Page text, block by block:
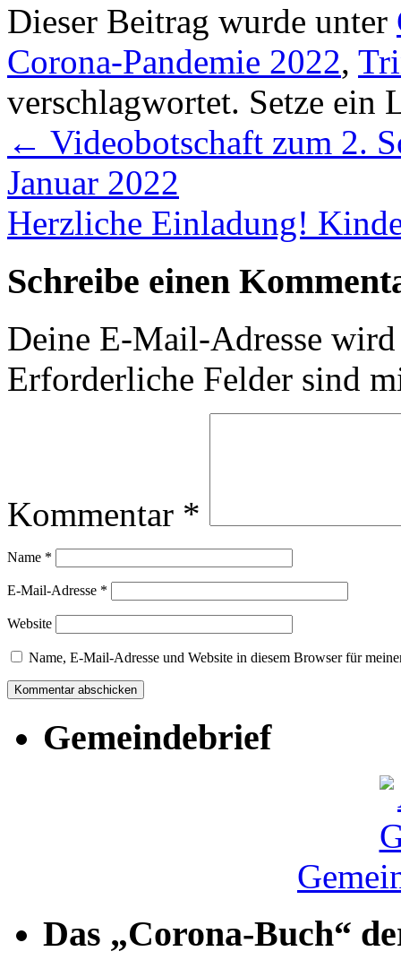
Dieser Beitrag wurde unter
Corona-Pandemie 2022,
verschlagwortet. Setze ein
← Videobotschaft zum 2.
Januar 2022
Herzliche Einladung!
Schreibe einen
Deine E-Mail-Adresse
Erforderliche Felder sind
Kommentar *
Name *
E-Mail-Adresse *
Website
Name, E-Mail-Adresse und Website in diesem Browser für
Gemeindebrief
Das „Corona-Buch“